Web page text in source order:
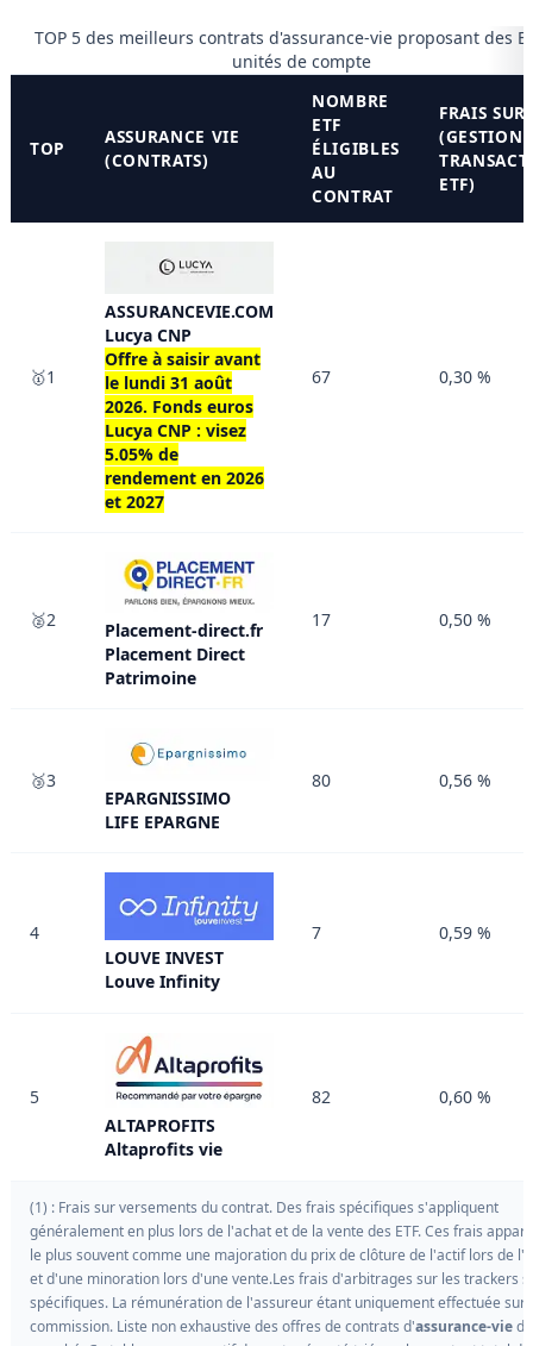
TOP 5 des meilleurs contrats d'assurance-vie proposant des
unités de compte
TOP
ASSURANCE VIE
(CONTRATS)
NOMBRE
ETF
ÉLIGIBLES
AU
CONTRAT
FRAIS SUR
(GESTION
ETF)
🥇1
ASSURANCEVIE.COM
Lucya CNP
Offre à saisir avant
le lundi 31 août
2026. Fonds euros
Lucya CNP : visez
5.05% de
rendement en 2026
et 2027
67 0,30 %
🥈2
Placement-direct.fr
Placement Direct
Patrimoine
17 0,50 %
🥉3
EPARGNISSIMO
LIFE EPARGNE
80 0,56 %
4
LOUVE INVEST
Louve Infinity
7 0,59 %
5
ALTAPROFITS
Altaprofits vie
82 0,60 %
(1) : Frais sur versements du contrat. Des frais spécifiques s'appliquent
généralement en plus lors de l'achat et de la vente des ETF. Ces frais
le plus souvent comme une majoration du prix de clôture de l'actif lors de
et d'une minoration lors d'une vente.Les frais d'arbitrages sur les trackers
spécifiques. La rémunération de l'assureur étant uniquement effectuée sur
commission. Liste non exhaustive des offres de contrats d'assurance-viedu